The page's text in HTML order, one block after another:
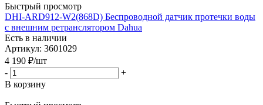
Быстрый просмотр
DHI-ARD912-W2(868D) Беспроводной датчик протечки воды
с внешним ретранслятором Dahua
Есть в наличии
Артикул: 3601029
4 190 ₽/шт
-
+
В корзину